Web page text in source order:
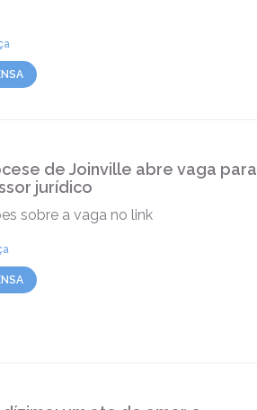
de Joinville abre vaga para
jurídico
sobre a vaga no link